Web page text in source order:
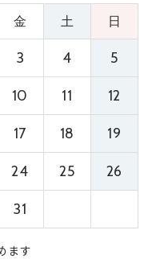
金 土 日
3 4 5
10 11 12
17 18 19
24 25 26
31
ます